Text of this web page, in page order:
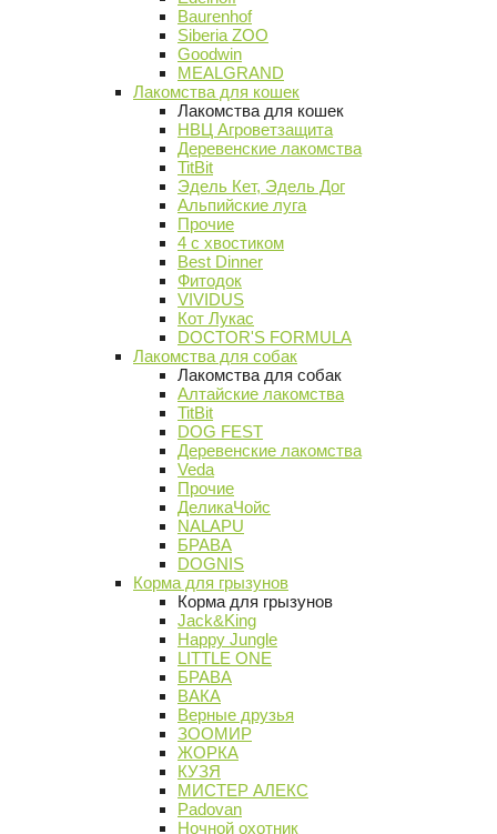
Baurenhof
Siberia ZOO
Goodwin
MEALGRAND
Лакомства для кошек
Лакомства для кошек
НВЦ Агроветзащита
Деревенские лакомства
TitBit
Эдель Кет, Эдель Дог
Альпийские луга
Прочие
4 с хвостиком
Best Dinner
Фитодок
VIVIDUS
Кот Лукас
DOCTOR'S FORMULA
Лакомства для собак
Лакомства для собак
Алтайские лакомства
TitBit
DOG FEST
Деревенские лакомства
Veda
Прочие
ДеликаЧойс
NALAPU
БРАВА
DOGNIS
Корма для грызунов
Корма для грызунов
Jack&King
Happy Jungle
LITTLE ONE
БРАВА
ВАКА
Верные друзья
ЗООМИР
ЖОРКА
КУЗЯ
МИСТЕР АЛЕКС
Padovan
Ночной охотник